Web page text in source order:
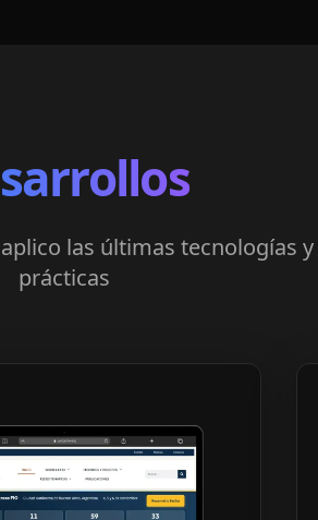
las últimas tecnologías
prácticas